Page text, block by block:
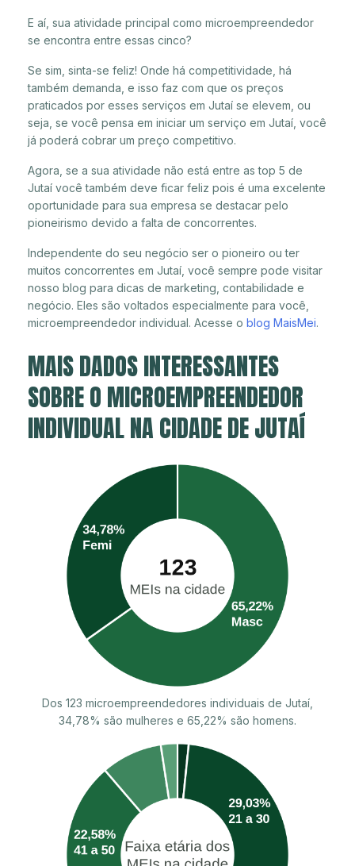
E aí, sua atividade principal como microempreendedor
se encontra entre essas cinco?
Se sim, sinta-se feliz! Onde há competitividade, há
também demanda, e isso faz com que os preços
praticados por esses serviços em Jutaí se elevem, ou
seja, se você pensa em iniciar um serviço em Jutaí, você
já poderá cobrar um preço competitivo.
Agora, se a sua atividade não está entre as top 5 de
Jutaí você também deve ficar feliz pois é uma excelente
oportunidade para sua empresa se destacar pelo
pioneirismo devido a falta de concorrentes.
Independente do seu negócio ser o pioneiro ou ter
muitos concorrentes em Jutaí, você sempre pode visitar
nosso blog para dicas de marketing, contabilidade e
negócio. Eles são voltados especialmente para você,
microempreendedor individual. Acesse o blog MaisMei.
MAIS DADOS INTERESSANTES
SOBRE O MICROEMPREENDEDOR
INDIVIDUAL NA CIDADE DE JUTAÍ
Dos 123 microempreendedores individuais de Jutaí,
34,78% são mulheres e 65,22% são homens.